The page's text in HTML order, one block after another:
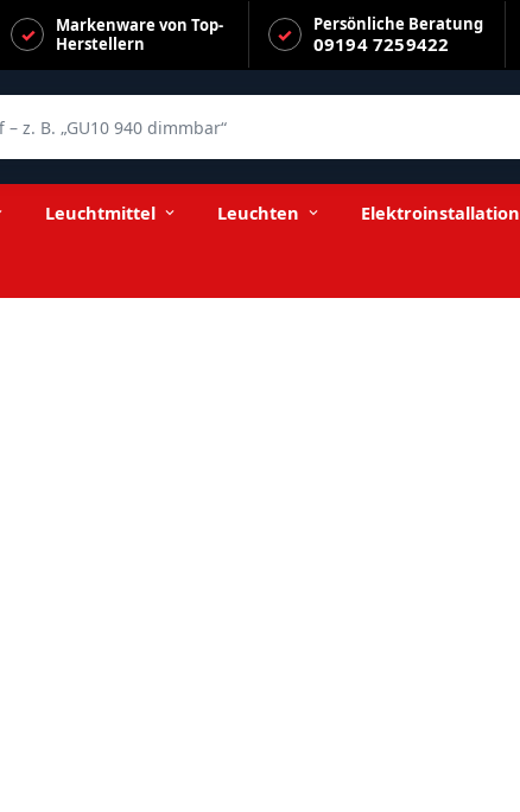
Markenware von Top-
Herstellern
Persönliche Beratung
09194 7259422
Leuchtmittel Leuchten Elektroinstallation